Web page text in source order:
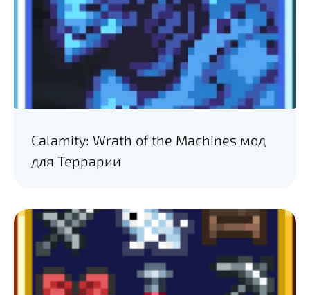
Calamity: Wrath of the Machines мод
для Террарии